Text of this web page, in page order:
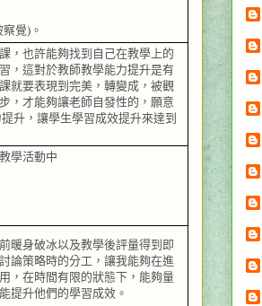
察覺) 。
，也許能夠找到自己在教學上的
，這對於教師教學能力提升是有
就要表現到完美，轉變成，被觀
，才能夠讓老師自發性的，願意
提升，讓學生學習成效提升來達到
學活動中
暖身破冰以及教學後評量得到即
論策略時的分工，讓我能夠在進
，在時間有限的狀態下，能夠量
提升他們的學習成效。